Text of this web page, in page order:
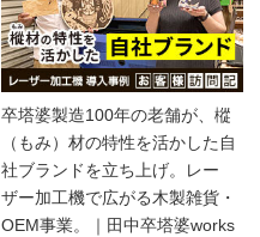
卒塔婆製造100年の老舗が、樅
（もみ）材の特性を活かした自
社ブランドを立ち上げ。レー
ザー加工機で広がる木製雑貨・
OEM事業。｜田中卒塔婆works